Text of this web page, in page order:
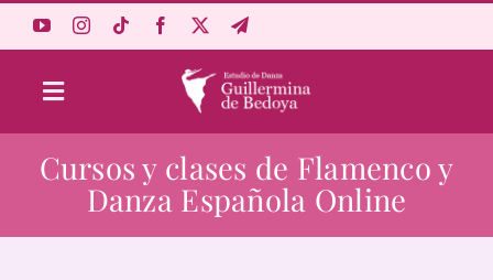
Toggle
Navigation
Aprende Online
Estudio
Cursos y clases de Flamenco y
Danza Española Online